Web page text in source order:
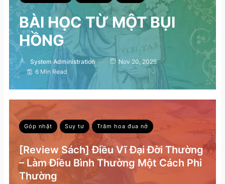
BÀI HỌC TỪ MỘT BỤI
HỒNG
System Administration
Nov 20, 2025
6 Min Read
Góp nhặt Suy tư Trăm hoa đua nở
[Review Sách] Điều Vĩ Đại Đời Thường
– Làm Điều Bình Thường Một Cách Phi
Thường